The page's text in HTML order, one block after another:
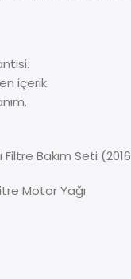
içerik.
Bakım Seti
Motor Yağı